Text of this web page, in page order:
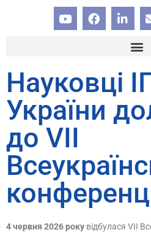
Науковці
України
до VII
4 червня 2026 року відбулася VII